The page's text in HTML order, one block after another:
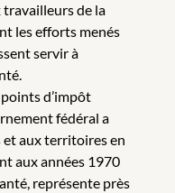
travailleurs de la
les efforts menés
servir à
points d’impôt
fédéral a
aux territoires en
aux années 1970
représente près